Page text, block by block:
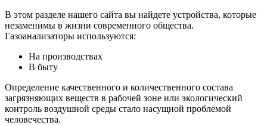
В этом разделе нашего сайта вы найдете устройства, которые
незаменимы в жизни современного общества.
Газоанализаторы используются:
На производствах
В быту
Определение качественного и количественного состава
загрязняющих веществ в рабочей зоне или экологический
контроль воздушной среды стало насущной проблемой
человечества.